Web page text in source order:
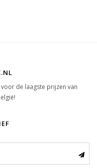
de laagste prijzen van